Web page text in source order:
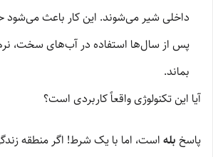
داخلی شیر می‌شوند. این کار باعث
پس از سال‌ها استفاده در آب‌های سخت،
بماند.
آیا این تکنولوژی واقعاً کاربردی است؟
پاسخ بله است، اما با یک شرط! اگر منطقه